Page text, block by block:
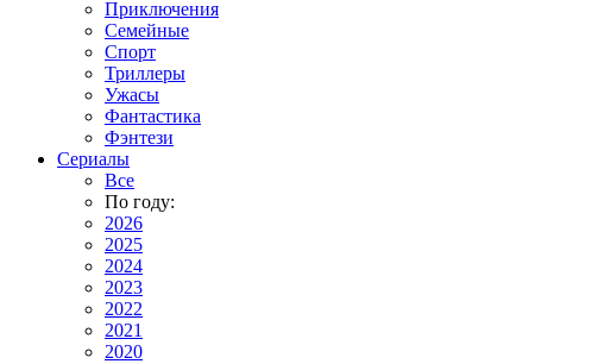
Приключения
Семейные
Спорт
Триллеры
Ужасы
Фантастика
Фэнтези
Сериалы
Все
По году:
2026
2025
2024
2023
2022
2021
2020